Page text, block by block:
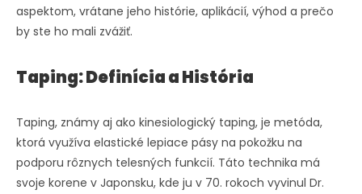
aspektom, vrátane jeho histórie, aplikácií, výhod a prečo
by ste ho mali zvážiť.
Taping: Definícia a História
Taping, známy aj ako kinesiologický taping, je metóda,
ktorá využíva elastické lepiace pásy na pokožku na
podporu rôznych telesných funkcií. Táto technika má
svoje korene v Japonsku, kde ju v 70. rokoch vyvinul Dr.